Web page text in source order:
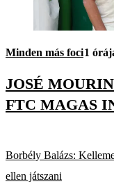
Minden más foci1
JOSÉ
FTC MAGAS
Borbély Balázs:
ellen játszani